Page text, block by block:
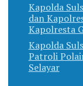
Kapolda
dan
Kapolresta
Kapolda
Patroli
Selayar